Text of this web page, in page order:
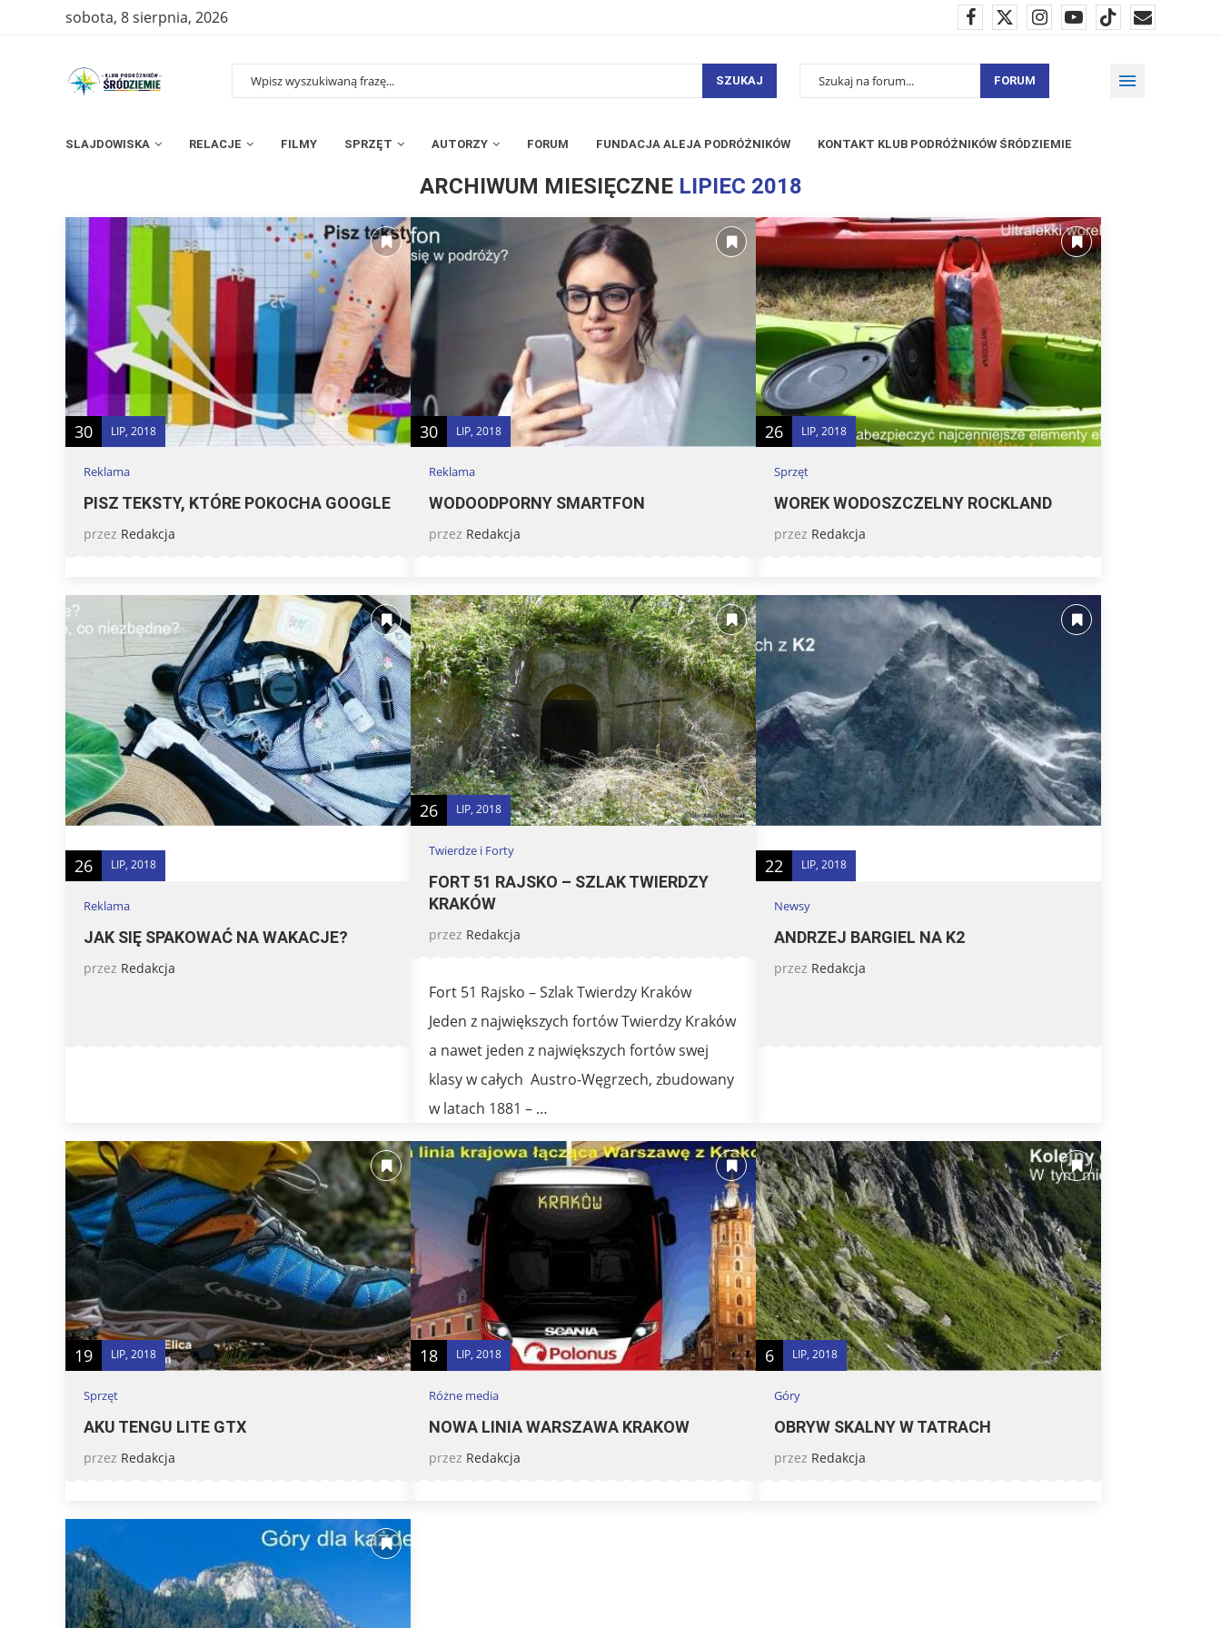
sobota, 8 sierpnia, 2026
SZUKAJ FORUM
SLAJDOWISKA RELACJE FILMY SPRZĘT AUTORZY FORUM FUNDACJA ALEJA PODRÓŻNIKÓW KONTAKT KLUB PODRÓŻNIKÓW ŚRÓDZIEMIE
Strona główna» Archiwum dla lipiec 2018
ARCHIWUM MIESIĘCZNE LIPIEC 2018
30 LIP, 2018
Reklama
PISZ TEKSTY, KTÓRE POKOCHA GOOGLE
przez Redakcja
30 LIP, 2018
Reklama
WODOODPORNY SMARTFON
przez Redakcja
26 LIP, 2018
Sprzęt
WOREK WODOSZCZELNY ROCKLAND
przez Redakcja
26 LIP, 2018
Reklama
JAK SIĘ SPAKOWAĆ NA WAKACJE?
przez Redakcja
26 LIP, 2018
Twierdze i Forty
FORT 51 RAJSKO – SZLAK TWIERDZY
KRAKÓW
przez Redakcja
Fort 51 Rajsko – Szlak Twierdzy Kraków
Jeden z największych fortów Twierdzy Kraków
a nawet jeden z największych fortów swej
klasy w całych Austro-Węgrzech, zbudowany
w latach 1881 – …
22 LIP, 2018
Newsy
ANDRZEJ BARGIEL NA K2
przez Redakcja
19 LIP, 2018
Sprzęt
AKU TENGU LITE GTX
przez Redakcja
18 LIP, 2018
Różne media
NOWA LINIA WARSZAWA KRAKOW
przez Redakcja
6 LIP, 2018
Góry
OBRYW SKALNY W TATRACH
przez Redakcja